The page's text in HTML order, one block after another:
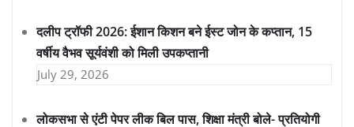
दलीप ट्रॉफी 2026: ईशान किशन बने ईस्ट जोन के कप्तान, 15
वर्षीय वैभव सूर्यवंशी को मिली उपकप्तानी
July 29, 2026
लोकसभा से एंटी पेपर लीक बिल पास, शिक्षा मंत्री बोले- प्रतियोगी